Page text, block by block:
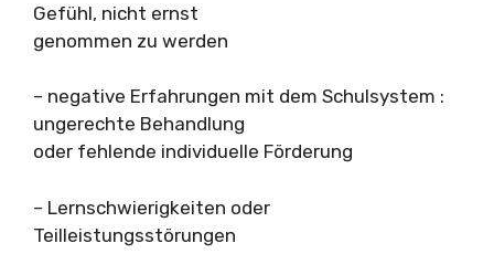
Gefühl, nicht ernst
genommen zu werden
– negative Erfahrungen mit dem Schulsystem :
ungerechte Behandlung
oder fehlende individuelle Förderung
– Lernschwierigkeiten oder
Teilleistungsstörungen